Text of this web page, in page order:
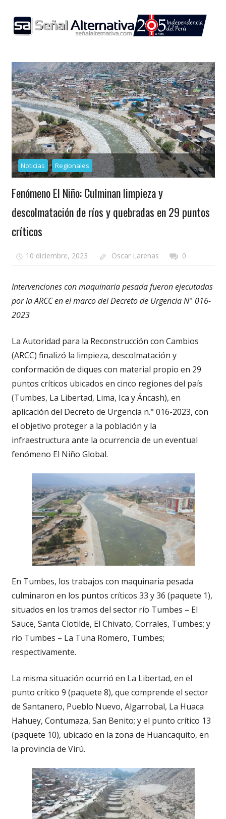
content
Noticias Regionales
Fenómeno El Niño: Culminan limpieza y
descolmatación de ríos y quebradas en 29 puntos
críticos
10 diciembre, 2023 Oscar Larenas 0
Intervenciones con maquinaria pesada fueron ejecutadas
por la ARCC en el marco del Decreto de Urgencia N° 016-
2023
La Autoridad para la Reconstrucción con Cambios
(ARCC) finalizó la limpieza, descolmatación y
conformación de diques con material propio en 29
puntos críticos ubicados en cinco regiones del país
(Tumbes, La Libertad, Lima, Ica y Áncash), en
aplicación del Decreto de Urgencia n.° 016-2023, con
el objetivo proteger a la población y la
infraestructura ante la ocurrencia de un eventual
fenómeno El Niño Global.
En Tumbes, los trabajos con maquinaria pesada
culminaron en los puntos críticos 33 y 36 (paquete 1),
situados en los tramos del sector río Tumbes – El
Sauce, Santa Clotilde, El Chivato, Corrales, Tumbes; y
río Tumbes – La Tuna Romero, Tumbes;
respectivamente.
La misma situación ocurrió en La Libertad, en el
punto crítico 9 (paquete 8), que comprende el sector
de Santanero, Pueblo Nuevo, Algarrobal, La Huaca
Hahuey, Contumaza, San Benito; y el punto crítico 13
(paquete 10), ubicado en la zona de Huancaquito, en
la provincia de Virú.